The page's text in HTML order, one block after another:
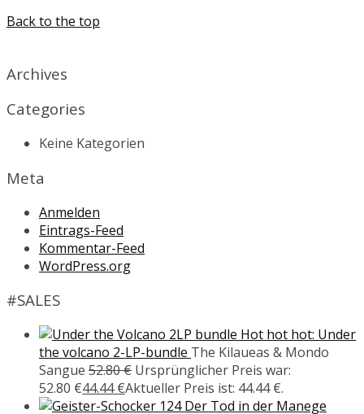
Back to the top
Archives
Categories
Keine Kategorien
Meta
Anmelden
Eintrags-Feed
Kommentar-Feed
WordPress.org
#SALES
Hot hot hot: Under
the volcano 2-LP-bundle The Kilaueas & Mondo
Sangue 52.80€ Ursprünglicher Preis war:
52.80 €44.44€Aktueller Preis ist: 44.44 €.